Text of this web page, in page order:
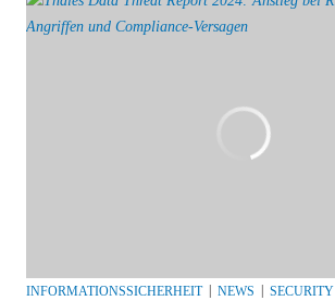
INFORMATIONSSICHERHEIT NEWS SECURITY